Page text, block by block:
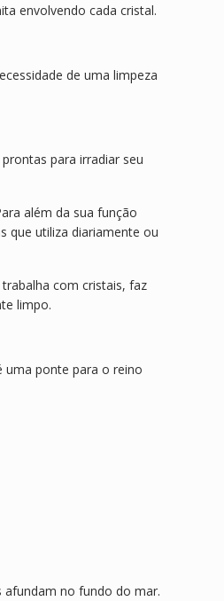
envolvendo cada cristal.
de uma limpeza
para irradiar seu
além da sua função
que utiliza diariamente ou
com cristais, faz
limpo.
uma ponte para o reino
afundam no fundo do mar.